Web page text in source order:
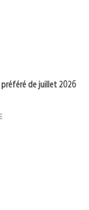
préféré de juillet 2026